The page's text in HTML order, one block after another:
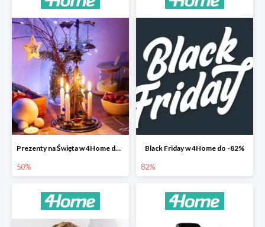
Prezenty na Święta w 4Home do -50%
50%
Black Friday w 4Home do -82%
82%